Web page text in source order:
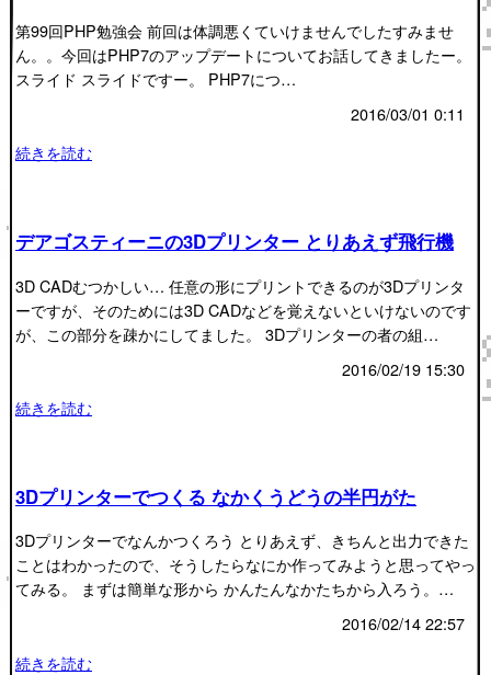
第99回PHP勉強会 前回は体調悪くていけませんでしたすみませ
ん。。今回はPHP7のアップデートについてお話してきましたー。
スライド スライドですー。 PHP7につ…
2016/03/01 0:11
続きを読む
デアゴスティーニの3Dプリンター とりあえず飛行機
3D CADむつかしい… 任意の形にプリントできるのが3Dプリンタ
ーですが、そのためには3D CADなどを覚えないといけないのです
が、この部分を疎かにしてました。 3Dプリンターの者の組…
2016/02/19 15:30
続きを読む
3Dプリンターでつくる なかくうどうの半円がた
3Dプリンターでなんかつくろう とりあえず、きちんと出力できた
ことはわかったので、そうしたらなにか作ってみようと思ってやっ
てみる。 まずは簡単な形から かんたんなかたちから入ろう。…
2016/02/14 22:57
続きを読む